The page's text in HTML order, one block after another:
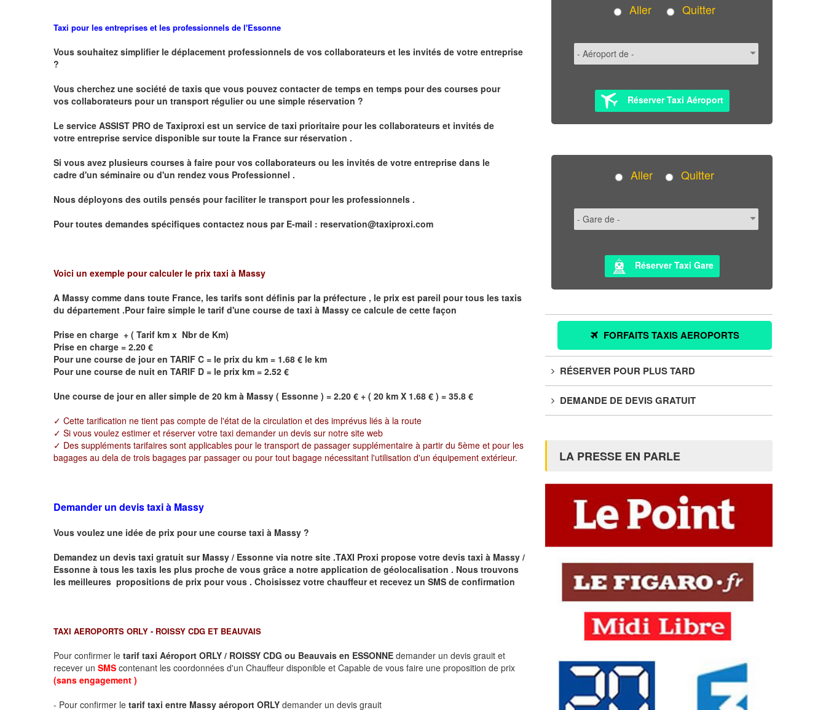
Taxi pour les entreprises et les professionnels de l'Essonne
Vous souhaitez simplifier le déplacement professionnels de vos collaborateurs et les invités de votre entreprise
?
Vous cherchez une société de taxis que vous pouvez contacter de temps en temps pour des courses pour
vos collaborateurs pour un transport régulierou une simple réservation ?
Le service ASSIST PRO de Taxiproxi est un service de taxi prioritaire pour les collaborateurs et invités de
votre entreprise service disponible sur toute la France sur réservation .
Si vous avez plusieurs courses à faire pour vos collaborateurs ou les invités de votre entreprise dans le
cadre d'un séminaire ou d'un rendez vous Professionnel .
Nous déployons des outils pensés pour faciliter le transport pour les professionnels .
Pour toutes demandes spécifiques contactez nous par E-mail : reservation@taxiproxi.com
Voici un exemple pour calculer le prix taxi à Massy
A Massy comme dans toute France, les tarifs sont définis par la préfecture , le prix est pareil pour tous les taxis
du département .Pour faire simple le tarif d'une course de taxi à Massy ce calcule de cette façon
Prise en charge + ( Tarif km x Nbr de Km)
Prise en charge = 2.20 €
Pour une course de jour en TARIF C = le prix du km = 1.68 € le km
Pour une course de nuit en TARIF D = le prix km = 2.52 €
Une course de jour en aller simple de 20 km à Massy ( Essonne ) = 2.20 € + ( 20 km X 1.68 € ) = 35.8 €
✓ Cette tarification ne tient pas compte de l'état de la circulation et des imprévus liés à la route
✓ Si vous voulez estimer et réserver votre taxi demander un devis sur notre site web
✓ Des suppléments tarifaires sont applicables pour le transport de passager supplémentaire à partir du 5ème et pour les
bagages au dela de trois bagages par passager ou pour tout bagage nécessitant l'utilisation d'un équipement extérieur.
Demander un devis taxi à Massy
Vous voulez une idée de prix pour une course taxi à Massy ?
Demandez un devis taxi gratuit sur Massy / Essonne via notre site .TAXI Proxi propose votre devis taxi à Massy /
Essonne à tous les taxis les plus proche de vous grâce a notre application de géolocalisation . Nous trouvons
les meilleures propositions de prix pour vous . Choisissez votre chauffeur et recevez un SMS de confirmation
TAXI AEROPORTS ORLY - ROISSY CDG ET BEAUVAIS
Pour confirmer le tarif taxi Aéroport ORLY / ROISSY CDG ou Beauvais en ESSONNE demander un devis grauit et
recever un SMS contenant les coordonnées d'un Chauffeur disponible et Capable de vous faire une proposition de prix
(sans engagement )
- Pour confirmer le tarif taxi entre Massy aéroport ORLY demander un devis grauit
Aller Quitter
Réserver Taxi Aéroport
Aller Quitter
Réserver Taxi Gare
FORFAITS TAXIS AEROPORTS
RÉSERVER POUR PLUS TARD
DEMANDE DE DEVIS GRATUIT
LA PRESSE EN PARLE